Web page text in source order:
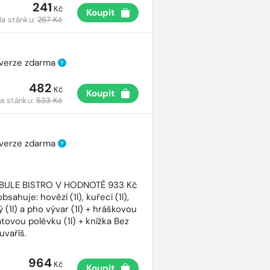
241 Kč
stánku:267 Kč
Koupit
zdarma ?
482 Kč
stánku:533 Kč
Koupit
zdarma ?
BISTRO V HODNOTĚ 933 Kč
hovězí (1l), kuřecí (1l),
(1l) a pho vývar (1l) + hráškovou
polévku (1l) + knížka Bez
964Kč